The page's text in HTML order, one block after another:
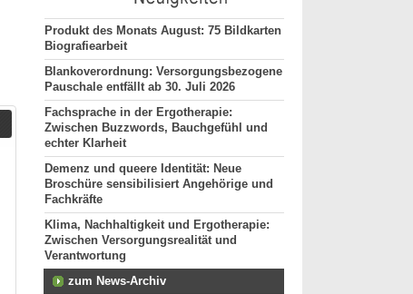
Produkt des Monats August: 75 Bildkarten
Biografiearbeit
Blankoverordnung: Versorgungsbezogene
Pauschale entfällt ab 30. Juli 2026
Fachsprache in der Ergotherapie:
Zwischen Buzzwords, Bauchgefühl und
echter Klarheit
Demenz und queere Identität: Neue
Broschüre sensibilisiert Angehörige und
Fachkräfte
Klima, Nachhaltigkeit und Ergotherapie:
Zwischen Versorgungsrealität und
Verantwortung
zum News-Archiv